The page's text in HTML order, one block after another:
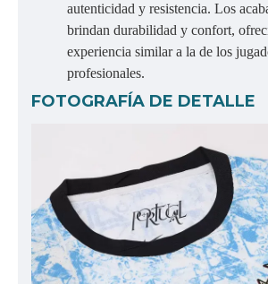
autenticidad y resistencia. Los
brindan durabilidad y confort,
experiencia similar a la de los
profesionales.
FOTOGRAFÍA DE DETALLE